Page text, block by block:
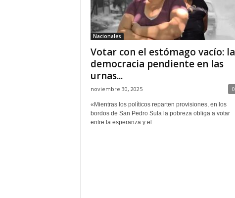
Nacionales
Votar con el estómago vacío: la
democracia pendiente en las
urnas...
noviembre 30, 2025 0
«Mientras los políticos reparten provisiones, en los
bordos de San Pedro Sula la pobreza obliga a votar
entre la esperanza y el...